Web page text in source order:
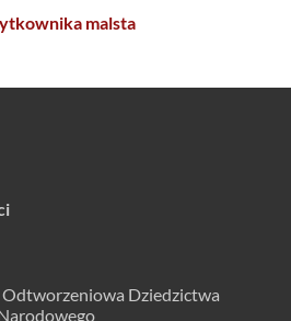
malsta
Dziedzictwa